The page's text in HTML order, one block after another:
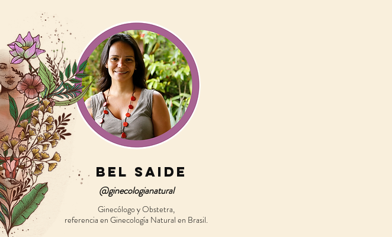
Bel Saide
@ginecologianatural
Ginecólogo y Obstetra,
referencia en Ginecología Natural en Brasil.